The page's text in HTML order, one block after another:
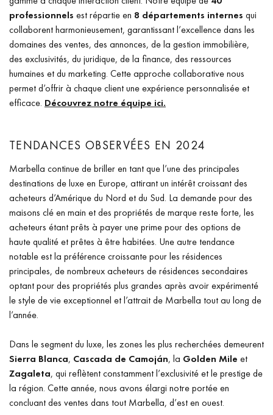
professionnels est répartie en 8 départements internes qui
collaborent harmonieusement, garantissant l’excellence dans les
domaines des ventes, des annonces, de la gestion immobilière,
des exclusivités, du juridique, de la finance, des ressources
humaines et du marketing. Cette approche collaborative nous
permet d’offrir à chaque client une expérience personnalisée et
efficace. Découvrez notre équipe ici.
TENDANCES OBSERVÉES EN 2024
Marbella continue de briller en tant que l’une des principales
destinations de luxe en Europe, attirant un intérêt croissant des
acheteurs d’Amérique du Nord et du Sud. La demande pour des
maisons clé en main et des propriétés de marque reste forte, les
acheteurs étant prêts à payer une prime pour des options de
haute qualité et prêtes à être habitées. Une autre tendance
notable est la préférence croissante pour les résidences
principales, de nombreux acheteurs de résidences secondaires
optant pour des propriétés plus grandes après avoir expérimenté
le style de vie exceptionnel et l’attrait de Marbella tout au long de
l’année.
Dans le segment du luxe, les zones les plus recherchées demeurent
Sierra Blanca, Cascada de Camoján, la Golden Mile et
Zagaleta, qui reflètent constamment l’exclusivité et le prestige de
la région. Cette année, nous avons élargi notre portée en
concluant des ventes dans tout Marbella, d’est en ouest.